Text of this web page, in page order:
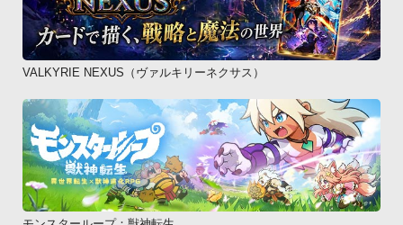
VALKYRIE NEXUS（ヴァルキリーネクサス）